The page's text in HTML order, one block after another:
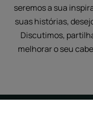
seremos a sua
suas histórias,
Discutimos,
melhorar o seu